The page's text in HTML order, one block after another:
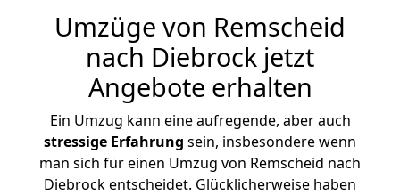
Umzüge von Remscheid
nach Diebrock jetzt
Angebote erhalten
Ein Umzug kann eine aufregende, aber auch
stressige Erfahrung sein, insbesondere wenn
man sich für einen Umzug von Remscheid nach
Diebrock entscheidet. Glücklicherweise haben